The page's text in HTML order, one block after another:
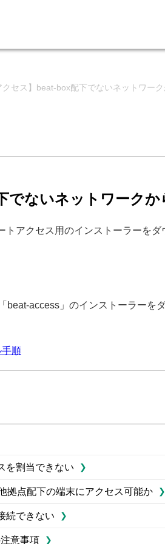
クセス】beat-box配下でないネットワー
でないネットワーク
アクセス用のインストーラーをダ
access」のインストーラーを
手順
を割当できない
拠点配下の端末にアクセス可能か
続できない
意事項